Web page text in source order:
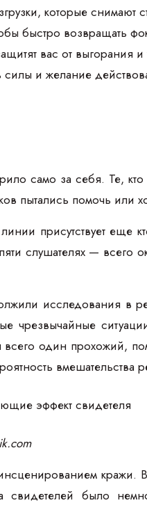
которые снимают
быстро возвращать
вас от выгорания и
и желание
само за себя. Те,
пытались помочь
присутствует еще
слушателях — всего
исследования в
чрезвычайные
всего один прохожий,
вмешательства
свидетелей было